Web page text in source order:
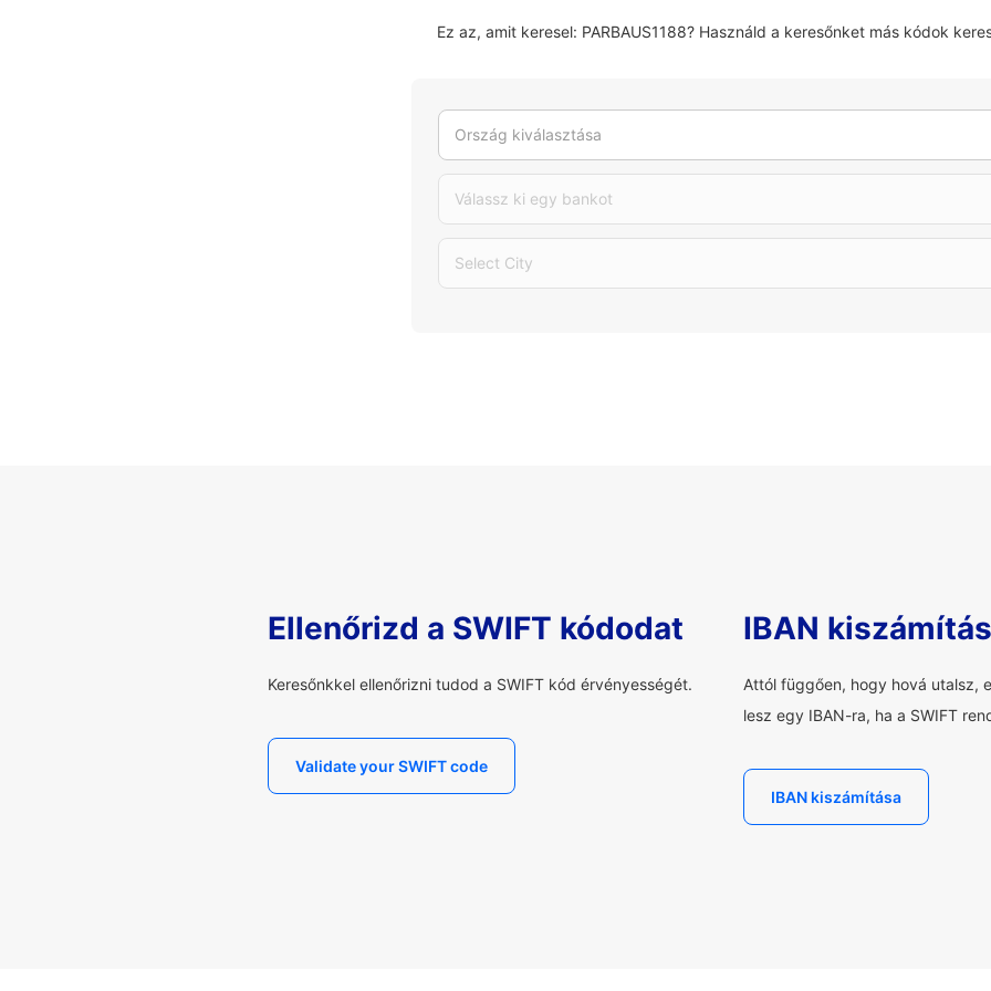
Ez az, amit keresel: PARBAUS1188? Használd a keresőnket más kódok
Ország kiválasztása
Válassz ki egy bankot
Select City
Ellenőrizd a SWIFT kódodat
Keresőnkkel ellenőrizni tudod a SWIFT kód érvényességét.
Validate your SWIFT code
IBAN
Attól függően, hogy hová utalsz,
lesz egy IBAN-ra, ha a SWIFT
IBAN kiszámítása